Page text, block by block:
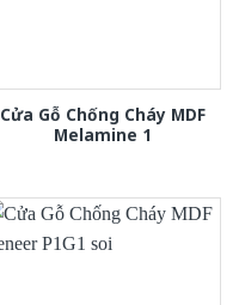
Cửa Gỗ Chống Cháy MDF
Melamine 1